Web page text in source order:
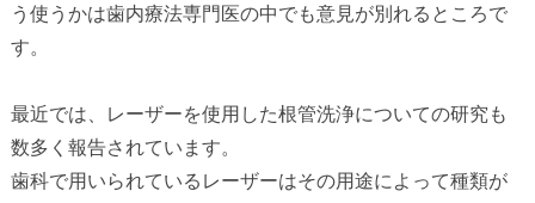
う使うかは歯内療法専門医の中でも意見が別れるところで
す。
最近では、レーザーを使用した根管洗浄についての研究も
数多く報告されています。
歯科で用いられているレーザーはその用途によって種類が